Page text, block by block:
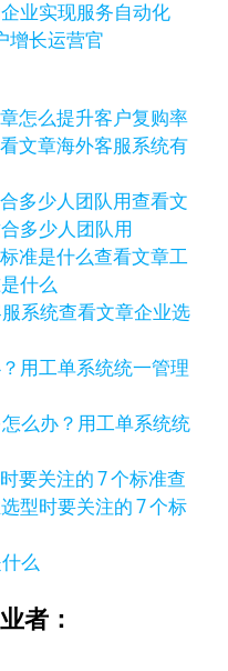
业实现服务自动化
增长运营官
怎么提升客户复购率
文章海外客服系统有
查看文
多少人团队用
查看文章工
什么
查看文章企业选
么办？用工单系统统
查
型时要关注的 7 个标
么
者：